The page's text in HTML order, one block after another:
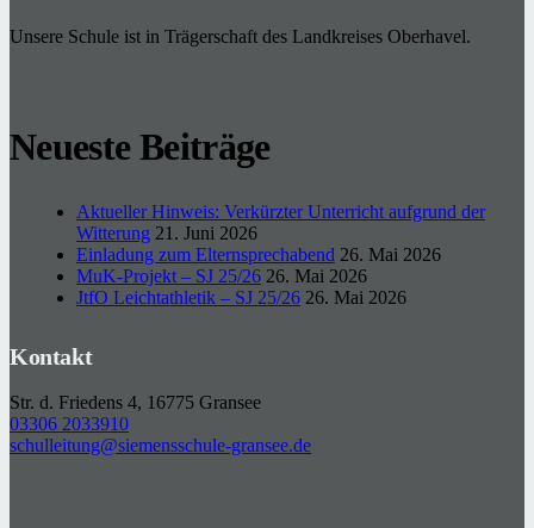
Unsere Schule ist in Trägerschaft des Landkreises Oberhavel.
Neueste Beiträge
Aktueller Hinweis: Verkürzter Unterricht aufgrund der
Witterung 21. Juni 2026
Einladung zum Elternsprechabend 26. Mai 2026
MuK-Projekt – SJ 25/26 26. Mai 2026
JtfO Leichtathletik – SJ 25/26 26. Mai 2026
Kontakt
Str. d. Friedens 4, 16775 Gransee
03306 2033910
schulleitung@siemensschule-gransee.de